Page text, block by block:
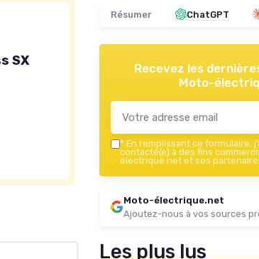
SX
Résumer ChatGPT
Recevez les
Moto-
* En remplissant ce formulaire,
contacté(e) à des fins
électrique.net et ses
Moto-électrique.net
Ajoutez-nous à vos sources
Les plus lus